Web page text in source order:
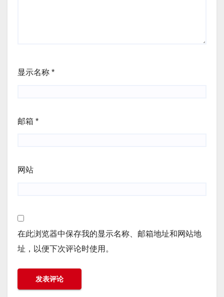
显示名称 *
邮箱 *
网站
在此浏览器中保存我的显示名称、邮箱地址和网站地
址，以便下次评论时使用。